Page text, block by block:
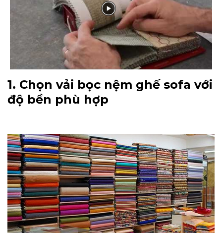
1. Chọn vải bọc nệm ghế sofa với
độ bền phù hợp